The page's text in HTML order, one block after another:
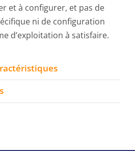
et à configurer, et pas de
ni de configuration
d’exploitation à satisfaire.